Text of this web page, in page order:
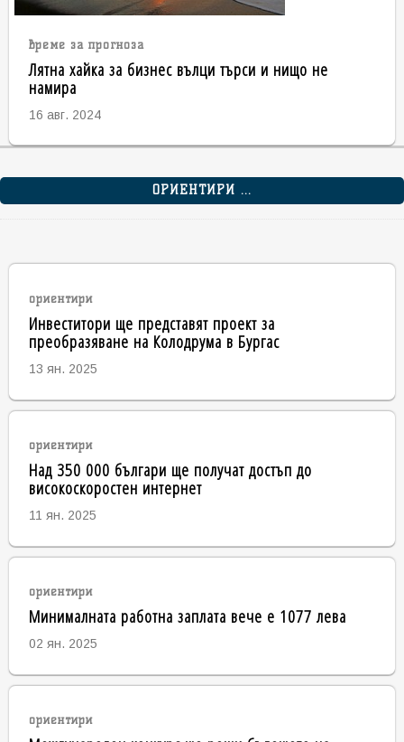
време за прогноза
Лятна хайка за бизнес вълци търси и нищо не
намира
16 авг. 2024
ОРИЕНТИРИ ...
ориентири
Инвеститори ще представят проект за
преобразяване на Колодрума в Бургас
13 ян. 2025
ориентири
Над 350 000 българи ще получат достъп до
високоскоростен интернет
11 ян. 2025
ориентири
Минималната работна заплата вече е 1077 лева
02 ян. 2025
ориентири